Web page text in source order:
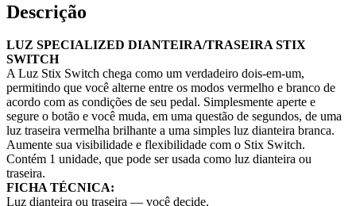
Descrição
LUZ SPECIALIZED DIANTEIRA/TRASEIRA STIX
SWITCH
A Luz Stix Switch chega como um verdadeiro dois-em-um,
permitindo que você alterne entre os modos vermelho e branco de
acordo com as condições de seu pedal. Simplesmente aperte e
segure o botão e você muda, em uma questão de segundos, de uma
luz traseira vermelha brilhante a uma simples luz dianteira branca.
Aumente sua visibilidade e flexibilidade com o Stix Switch.
Contém 1 unidade, que pode ser usada como luz dianteira ou
traseira.
FICHA TÉCNICA:
Luz dianteira ou traseira — você decide.